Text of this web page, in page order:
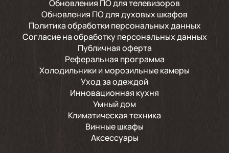
Обновления ПО для телевизоров
Обновления ПО для духовых шкафов
Политика обработки персональных данных
Согласие на обработку персональных данных
Публичная оферта
Реферальная программа
Холодильники и морозильные камеры
Уход за одеждой
Инновационная кухня
Умный дом
Климатическая техника
Винные шкафы
Аксессуары